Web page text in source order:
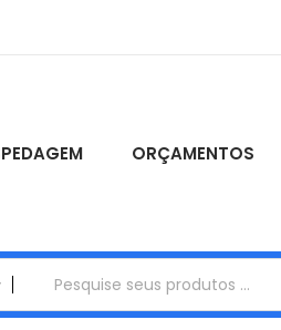
ORÇAMENTOS